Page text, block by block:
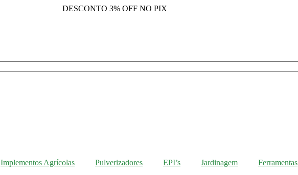
DESCONTO 3% OFF NO PIX
Implementos Agrícolas Pulverizadores EPI’s Jardinagem Ferramentas